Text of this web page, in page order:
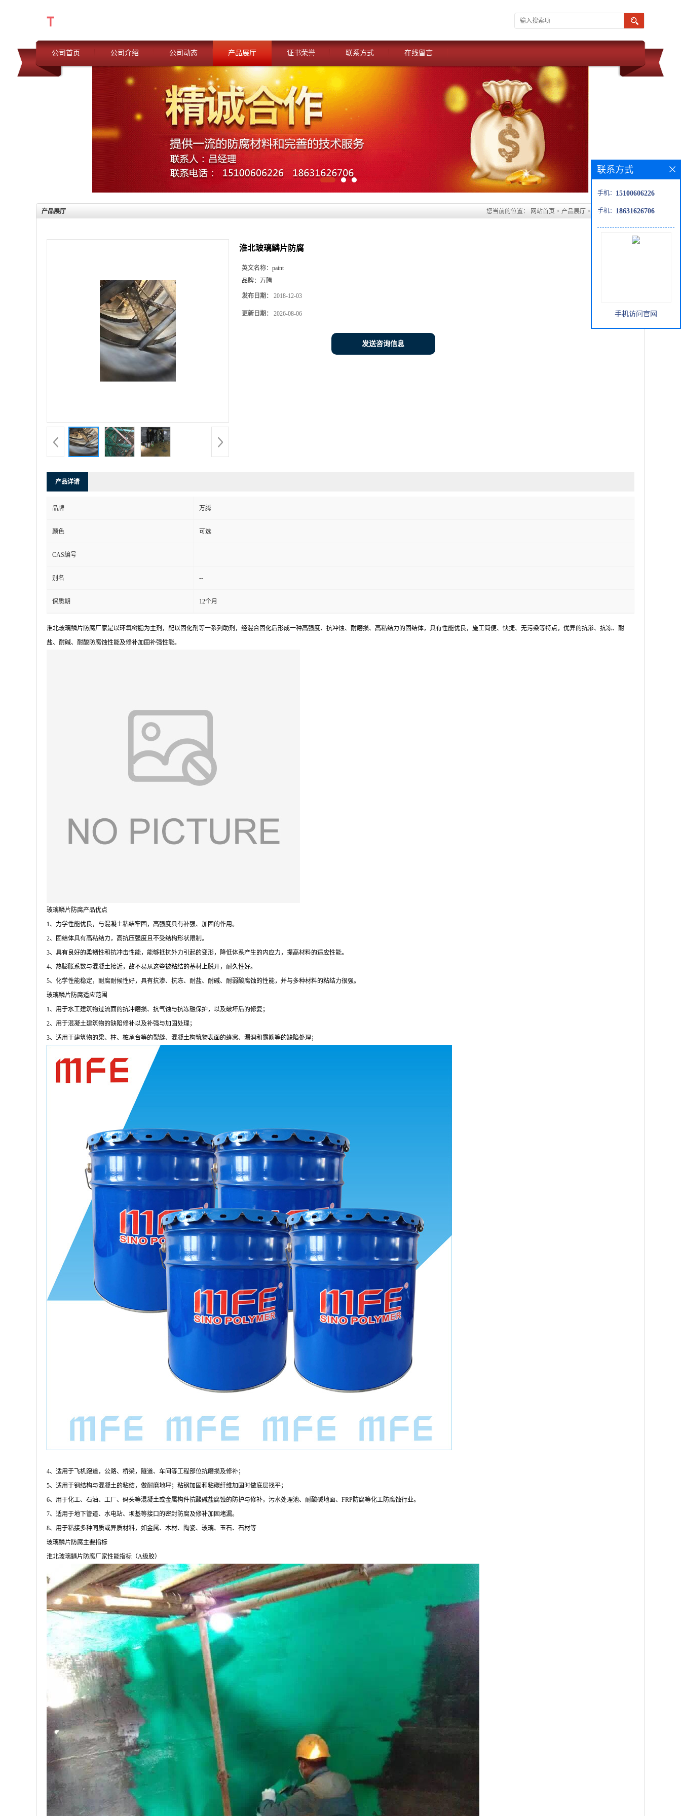
公司首页 公司介绍 公司动态 产品展厅 证书荣誉 联系方式 在线留言
产品展厅 您当前的位置： 网站首页 > 产品展厅 > 淮北玻璃鳞片防腐
淮北玻璃鳞片防腐
英文名称： paint
品牌： 万腾
发布日期： 2018-12-03
更新日期： 2026-08-06
发送咨询信息
产品详请
品牌 万腾
颜色 可选
CAS编号
别名 --
保质期 12个月
淮北玻璃鳞片防腐厂家是以环氧树脂为主剂，配以固化剂等一系列助剂，经混合固化后形成一种高强度、抗冲蚀、耐磨损、高粘结力的固结体，具有性能优良，施工简便、快捷、无污染等特点，优异的抗渗、抗冻、耐
盐、耐碱、耐酸防腐蚀性能及修补加固补强性能。
玻璃鳞片防腐产品优点
1、力学性能优良，与混凝土粘结牢固，高强度具有补强、加固的作用。
2、固结体具有高粘结力，高抗压强度且不受结构形状限制。
3、具有良好的柔韧性和抗冲击性能，能够抵抗外力引起的变形，降低体系产生的内应力，提高材料的适应性能。
4、热膨胀系数与混凝土接近，故不易从这些被粘结的基材上脱开，耐久性好。
5、化学性能稳定，耐腐耐候性好，具有抗渗、抗冻、耐盐、耐碱、耐弱酸腐蚀的性能，并与多种材料的粘结力很强。
玻璃鳞片防腐适应范围
1、用于水工建筑物过流面的抗冲磨损、抗气蚀与抗冻融保护，以及破坏后的修复；
2、用于混凝土建筑物的缺陷修补以及补强与加固处理；
3、适用于建筑物的梁、柱、桩承台等的裂缝、混凝土构筑物表面的蜂窝、漏洞和露筋等的缺陷处理；
4、适用于飞机跑道，公路、桥梁，隧道、车间等工程部位抗磨损及修补；
5、适用于钢结构与混凝土的粘结，做耐磨地坪；粘钢加固和粘碳纤维加固时做底层找平；
6、用于化工、石油、工厂、码头等混凝土或金属构件抗酸碱盐腐蚀的防护与修补，污水处理池、耐酸碱地面、FRP防腐等化工防腐蚀行业。
7、适用于地下管道、水电站、坝基等接口的密封防腐及修补加固堵漏。
8、用于粘接多种同质或异质材料，如金属、木材、陶瓷、玻璃、玉石、石材等
玻璃鳞片防腐主要指标
淮北玻璃鳞片防腐厂家性能指标（A级胶）
联系方式
手机： 15100606226
手机： 18631626706
手机访问官网